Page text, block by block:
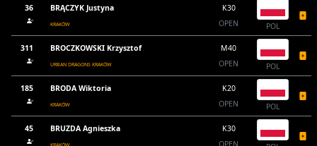
36 BRĄCZYK Justyna
KRAKÓW
K30
OPEN
POL
311 BROCZKOWSKI Krzysztof
URBAN DRAGONS KRAKÓW
M40
OPEN
POL
185 BRODA Wiktoria
KRAKÓW
K20
OPEN
POL
45 BRUZDA Agnieszka
KRAKÓW
K30
OPEN